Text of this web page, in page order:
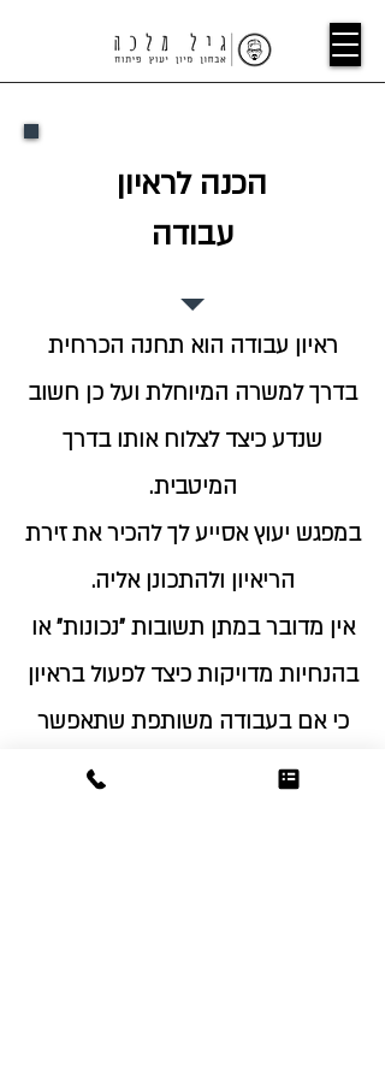
ראיון עבודה הוא תחנה הכרחית
בדרך למשרה המיוחלת ועל כן חשוב
שנדע כיצד לצלוח אותו בדרך
המיטבית.
במפגש יעוץ אסייע לך להכיר את זירת
הריאיון ולהתכונן אליה.
אין מדובר במתן תשובות "נכונות" או
בהנחיות מדויקות כיצד לפעול בראיון
כי אם בעבודה משותפת שתאפשר
לך לחדד ולהציג נאמנה את עוצמותיך,
הכנה לראיון
עבודה